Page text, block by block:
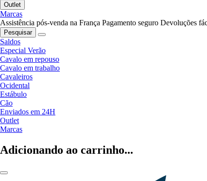
Outlet
Marcas
Assistência pós-venda na França Pagamento seguro Devoluções
Pesquisar
Saldos
Especial Verão
Cavalo em repouso
Cavalo em trabalho
Cavaleiros
Ocidental
Estábulo
Cão
Enviados em 24H
Outlet
Marcas
Adicionando ao carrinho...